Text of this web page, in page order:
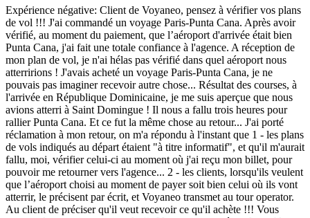
Expérience négative: Client de Voyaneo, pensez à vérifier vos plans
de vol !!! J'ai commandé un voyage Paris-Punta Cana. Après avoir
vérifié, au moment du paiement, que l’aéroport d'arrivée était bien
Punta Cana, j'ai fait une totale confiance à l'agence. A réception de
mon plan de vol, je n'ai hélas pas vérifié dans quel aéroport nous
atterririons ! J'avais acheté un voyage Paris-Punta Cana, je ne
pouvais pas imaginer recevoir autre chose... Résultat des courses, à
l'arrivée en République Dominicaine, je me suis aperçue que nous
avions atterri à Saint Domingue ! Il nous a fallu trois heures pour
rallier Punta Cana. Et ce fut la même chose au retour... J'ai porté
réclamation à mon retour, on m'a répondu à l'instant que 1 - les plans
de vols indiqués au départ étaient "à titre informatif", et qu'il m'aurait
fallu, moi, vérifier celui-ci au moment où j'ai reçu mon billet, pour
pouvoir me retourner vers l'agence... 2 - les clients, lorsqu'ils veulent
que l’aéroport choisi au moment de payer soit bien celui où ils vont
atterrir, le précisent par écrit, et Voyaneo transmet au tour operator.
Au client de préciser qu'il veut recevoir ce qu'il achète !!! Vous